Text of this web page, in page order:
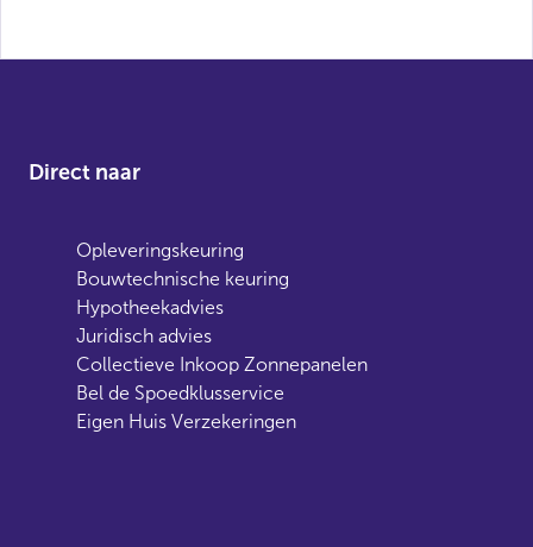
Direct naar
Opleveringskeuring
Bouwtechnische keuring
Hypotheekadvies
Juridisch advies
Collectieve Inkoop Zonnepanelen
Bel de Spoedklusservice
Eigen Huis Verzekeringen